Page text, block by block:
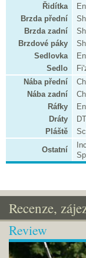
Řidítka
Brzda přední
Brzda zadní
Brzdové páky
Sedlovka
Sedlo
Nába přední
Nába zadní
Ráfky
Dráty
Pláště
Ostatní
Recenze,
Review